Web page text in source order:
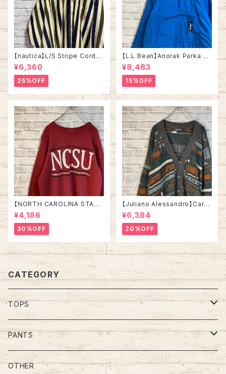
【nautica】L/S Stripe Cordur
oy Shirt L 90s ノーティカ スト
ライプ コーデュロイ シャツ ボタ
ンダウン 長袖 ワンポイントロゴ
刺繍ロゴ 旧タグ USA アメリカ
古着
¥6,360
25%OFF
【L.L.Bean】Anorak Parka L
相当 80s vintage エルエルビ
ーン アノラックパーカー ナイロ
ンジャケット マウンテンパーカ
ー マウパ 刺繍ロゴ ワンポイン
トロゴ ブルー 美品 アメリカ US
A 古着
¥8,483
15%OFF
【NORTH CAROLINA STATE
UNIVRTSITY】L/S Sweat L
相当 90s “ NORTH CAROLI
NA STATE UNIVRTSITY” ス
ウェット トレーナー カレッジモノ
カレッジロゴ vintage ヴィンテ
ージ ビンテージ アメリカ USA
古着
¥4,186
30%OFF
【Juliano Alessandro】Cardi
gan L Made in ITALY “EUR
O LINE” カーディガン 総柄 ウ
ール混合 イタリア製 ユーロライ
ン ヨーロッパ 古着
¥6,384
20%OFF
CATEGORY
TOPS
Tee
S/L Tee
Polo Shirt
PANTS
Jeans/Denim
OTHER